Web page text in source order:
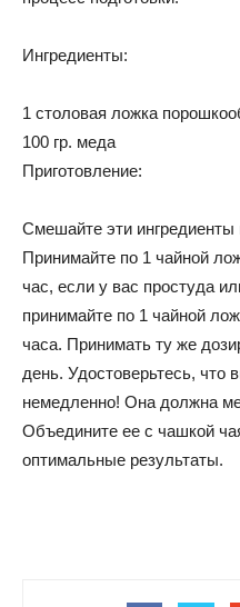
Ингредиенты:
1 столовая ложка
100 гр. меда
Приготовление:
Смешайте эти ингредиенты
Принимайте по 1 чайной
час, если у вас простуда
принимайте по 1 чайной
часа. Принимать ту же
день. Удостоверьтесь, что
немедленно! Она должна
Объедините ее с чашкой
оптимальные результаты.